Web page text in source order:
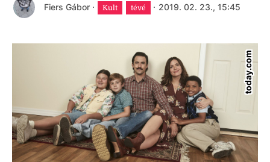
Fiers Gábor · Kult tévé · 2019. 02. 23., 15:45
today.com